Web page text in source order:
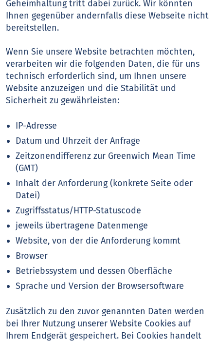
Geheimhaltung tritt dabei zurück. Wir könnten
Ihnen gegenüber andernfalls diese Webseite nicht
bereitstellen.
Wenn Sie unsere Website betrachten möchten,
verarbeiten wir die folgenden Daten, die für uns
technisch erforderlich sind, um Ihnen unsere
Website anzuzeigen und die Stabilität und
Sicherheit zu gewährleisten:
IP-Adresse
Datum und Uhrzeit der Anfrage
Zeitzonendifferenz zur Greenwich Mean Time
(GMT)
Inhalt der Anforderung (konkrete Seite oder
Datei)
Zugriffsstatus/HTTP-Statuscode
jeweils übertragene Datenmenge
Website, von der die Anforderung kommt
Browser
Betriebssystem und dessen Oberfläche
Sprache und Version der Browsersoftware
Zusätzlich zu den zuvor genannten Daten werden
bei Ihrer Nutzung unserer Website Cookies auf
Ihrem Endgerät gespeichert. Bei Cookies handelt